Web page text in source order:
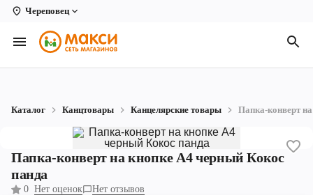
Череповец
Вологда
Архангельск
Коряжма
Каталог Канцтовары Канцелярские товары Папка-конверт
Папка-конверт на кнопке А4 черный Кокос
панда
0 Нет оценок Нет отзывов